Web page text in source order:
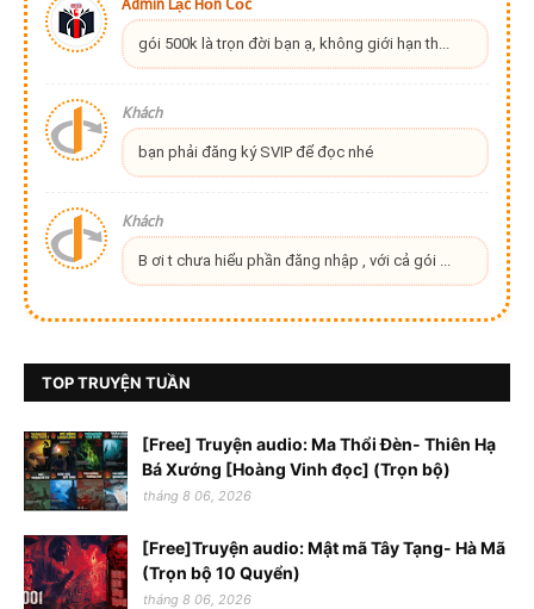
gói 500k là trọn đời bạn ạ, không giới hạn th...
Khách
bạn phải đăng ký SVIP để đọc nhé
Khách
B ơi t chưa hiểu phần đăng nhập , với cả gói ...
TOP TRUYỆN TUẦN
[Free] Truyện audio: Ma Thổi Đèn- Thiên Hạ
Bá Xướng [Hoàng Vinh đọc] (Trọn bộ)
tháng 8 06, 2026
[Free]Truyện audio: Mật mã Tây Tạng- Hà Mã
(Trọn bộ 10 Quyển)
tháng 8 06, 2026